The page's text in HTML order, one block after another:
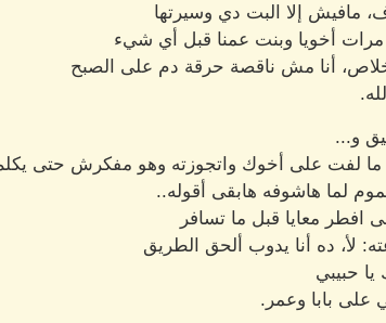
مافيش إلا البت دي وسيرتها
أخويا وبنت عمنا قبل أي شيء
أنا مش ناقصة حرقة دم على الصبح
و...
ما لفت على أخوك واتجوزته وهو مفكرش حتى يكلم
لما هاشوفه هابقى أقوله..
افطر معايا قبل ما تسافر
لأ، ده أنا يدوب ألحق الطريق
حبيبي
على بابا وعمر.